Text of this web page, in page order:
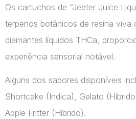
Os cartuchos de “Jeeter Juice
terpenos botânicos de resina viva
diamantes líquidos THCa,
experiência sensorial notável.
Alguns dos sabores disponíveis
Shortcake (Indica), Gelato
Apple Fritter (Híbrido).